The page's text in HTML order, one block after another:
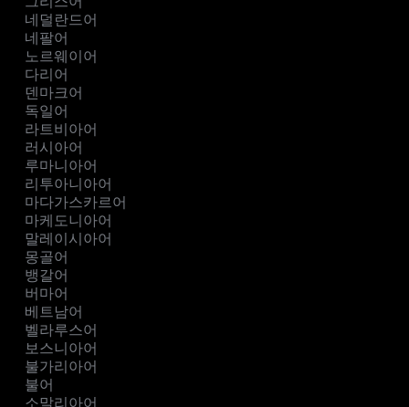
네덜란드어
네팔어
노르웨이어
다리어
덴마크어
독일어
라트비아어
러시아어
루마니아어
리투아니아어
마다가스카르어
마케도니아어
말레이시아어
몽골어
뱅갈어
버마어
베트남어
벨라루스어
보스니아어
불가리아어
불어
소말리아어